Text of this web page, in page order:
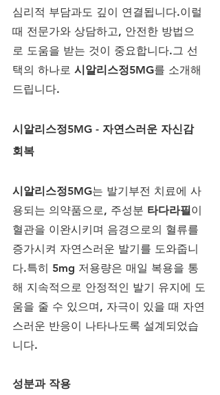
심리적 부담과도 깊이 연결됩니다.이럴
때 전문가와 상담하고, 안전한 방법으
로 도움을 받는 것이 중요합니다.그 선
택의 하나로 시알리스정5MG를 소개해
드립니다.
시알리스정5MG - 자연스러운 자신감
회복
시알리스정5MG는 발기부전 치료에 사
용되는 의약품으로, 주성분 타다라필이
혈관을 이완시키며 음경으로의 혈류를
증가시켜 자연스러운 발기를 도와줍니
다.특히 5mg 저용량은 매일 복용을 통
해 지속적으로 안정적인 발기 유지에 도
움을 줄 수 있으며, 자극이 있을 때 자연
스러운 반응이 나타나도록 설계되었습
니다.
성분과 작용